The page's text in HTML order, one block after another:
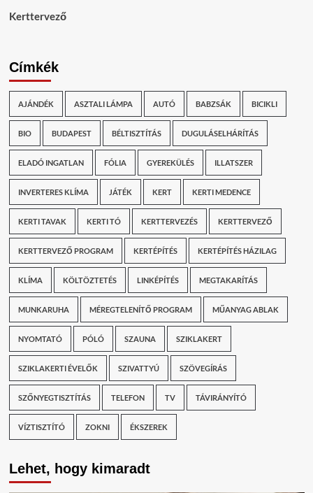
Kerttervező
Címkék
AJÁNDÉK ASZTALI LÁMPA AUTÓ BABZSÁK BICIKLI
BIO BUDAPEST BÉLTISZTÍTÁS DUGULÁSELHÁRÍTÁS
ELADÓ INGATLAN FÓLIA GYEREKÜLÉS ILLATSZER
INVERTERES KLÍMA JÁTÉK KERT KERTI MEDENCE
KERTI TAVAK KERTI TÓ KERTTERVEZÉS KERTTERVEZŐ
KERTTERVEZŐ PROGRAM KERTÉPÍTÉS KERTÉPÍTÉS HÁZILAG
KLÍMA KÖLTÖZTETÉS LINKÉPÍTÉS MEGTAKARÍTÁS
MUNKARUHA MÉREGTELENÍTŐ PROGRAM MŰANYAG ABLAK
NYOMTATÓ PÓLÓ SZAUNA SZIKLAKERT
SZIKLAKERTI ÉVELŐK SZIVATTYÚ SZÖVEGÍRÁS
SZŐNYEGTISZTÍTÁS TELEFON TV TÁVIRÁNYÍTÓ
VÍZTISZTÍTÓ ZOKNI ÉKSZEREK
Lehet, hogy kimaradt